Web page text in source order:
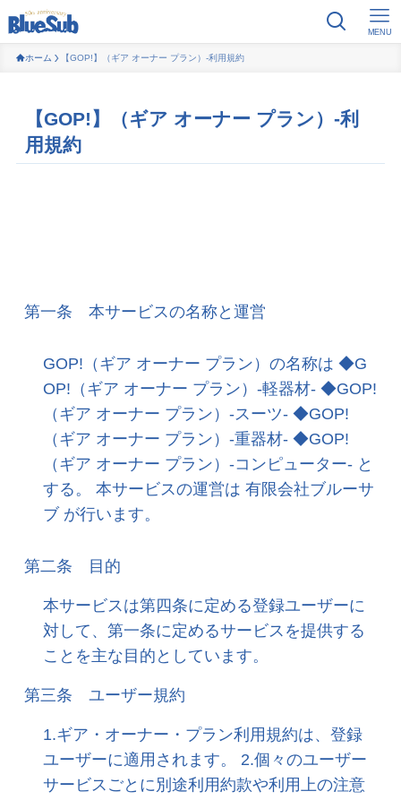
MENU
ホーム 【GOP!】（ギア オーナー プラン）-利用規約
【GOP!】（ギア オーナー プラン）-利
用規約
第一条 本サービスの名称と運営
GOP!（ギア オーナー プラン）の名称は ◆G
OP!（ギア オーナー プラン）-軽器材- ◆GOP!
（ギア オーナー プラン）-スーツ- ◆GOP!
（ギア オーナー プラン）-重器材- ◆GOP!
（ギア オーナー プラン）-コンピューター- と
する。 本サービスの運営は 有限会社ブルーサ
ブ が行います。
第二条 目的
本サービスは第四条に定める登録ユーザーに
対して、第一条に定めるサービスを提供する
ことを主な目的としています。
第三条 ユーザー規約
1.ギア・オーナー・プラン利用規約は、登録
ユーザーに適用されます。 2.個々のユーザー
サービスごとに別途利用約款や利用上の注意